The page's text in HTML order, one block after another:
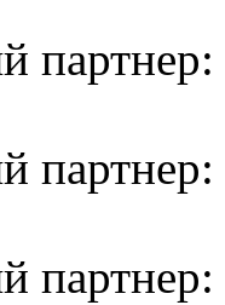
партнер:
партнер:
партнер: